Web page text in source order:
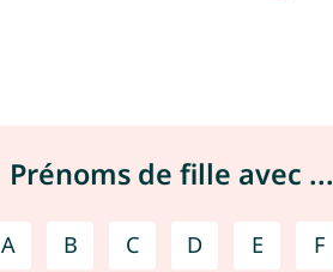
Prénoms de fille avec ...
A B C D E F